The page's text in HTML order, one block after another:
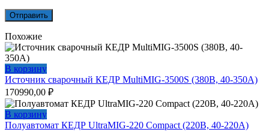
Похожие
В корзину
Источник сварочный КЕДР MultiMIG-3500S (380В, 40-350А)
170990,00 ₽
В корзину
Полуавтомат КЕДР UltraMIG-220 Compact (220В, 40-220А)